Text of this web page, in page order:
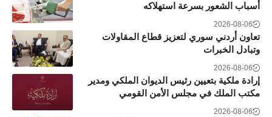
أسباب الشعور بسرعة استهلاكه
2026-08-06
تعاون أردني سوري لتعزيز قطاع المقاولات
وتبادل الخبرات
2026-08-06
إرادة ملكية بتعيين رئيس الديوان الملكي ومدير
مكتب الملك في مجلس الأمن القومي
2026-08-06